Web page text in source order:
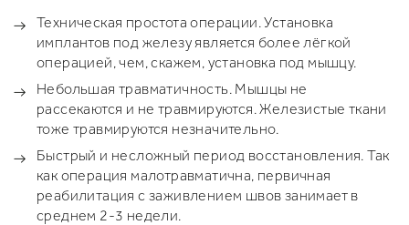
Техническая простота операции. Установка
имплантов под железу является более лёгкой
операцией, чем, скажем, установка под мышцу.
Небольшая травматичность. Мышцы не
рассекаются и не травмируются. Железистые ткани
тоже травмируются незначительно.
Быстрый и несложный период восстановления. Так
как операция малотравматична, первичная
реабилитация с заживлением швов занимает в
среднем 2-3 недели.